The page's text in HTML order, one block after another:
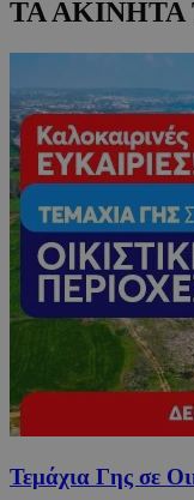
ΤΑ
Τεμάχια Γης σε